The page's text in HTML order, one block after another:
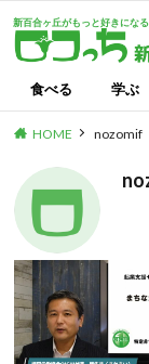
新百合ヶ丘がもっと好きにな
食べる 学ぶ
HOME nozomif